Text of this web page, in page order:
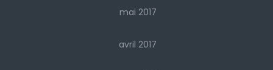
mai 2017
avril 2017